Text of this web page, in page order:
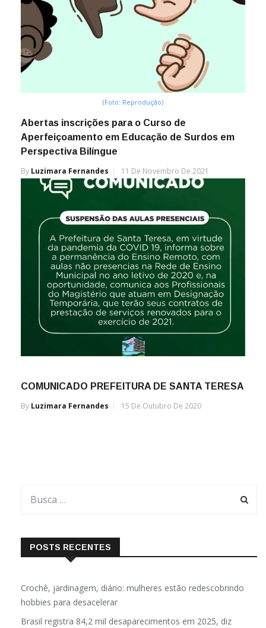
(Foto: Reprodução)
Abertas inscrições para o Curso de
Aperfeiçoamento em Educação de Surdos em
Perspectiva Bilíngue
By Luzimara Fernandes 11 De Novembro De 2021
COMUNICADO PREFEITURA DE SANTA TERESA
By Luzimara Fernandes 15 De Outubro De 2020
POSTS RECENTES
Crochê, jardinagem, diário: mulheres estão redescobrindo
hobbies para desacelerar
Brasil registra 84,2 mil desaparecimentos em 2025, diz